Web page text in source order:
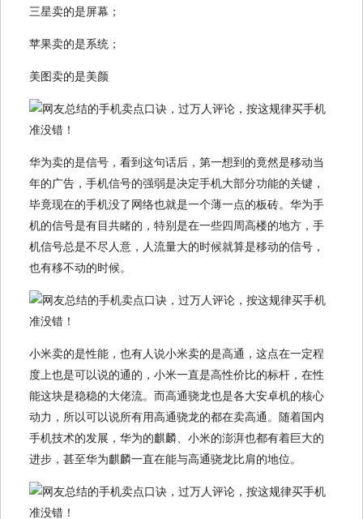
三星卖的是屏幕；
苹果卖的是系统；
美图卖的是美颜
华为卖的是信号，看到这句话后，第一想到的竟然是移动当
年的广告，手机信号的强弱是决定手机大部分功能的关键，
毕竟现在的手机没了网络也就是一个薄一点的板砖。华为手
机的信号是有目共睹的，特别是在一些四周高楼的地方，手
机信号总是不尽人意，人流量大的时候就算是移动的信号，
也有移不动的时候。
小米卖的是性能，也有人说小米卖的是高通，这点在一定程
度上也是可以说的通的，小米一直是高性价比的标杆，在性
能这块是稳稳的大佬流。而高通骁龙也是各大安卓机的核心
动力，所以可以说所有用高通骁龙的都在卖高通。随着国内
手机技术的发展，华为的麒麟、小米的澎湃也都有着巨大的
进步，甚至华为麒麟一直在能与高通骁龙比肩的地位。